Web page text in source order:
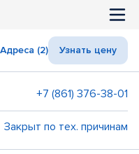
Адреса (2) Узнать цену
+7 (861) 376-38-01
Закрыт по тех. причинам